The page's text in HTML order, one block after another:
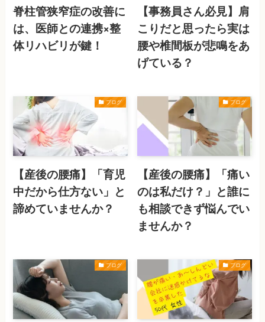
脊柱管狭窄症の改善に
は、医師との連携×整
体リハビリが鍵！
【事務員さん必見】肩
こりだと思ったら実は
腰や椎間板が悲鳴をあ
げている？
ブログ
【産後の腰痛】「育児
中だから仕方ない」と
諦めていませんか？
ブログ
【産後の腰痛】「痛い
のは私だけ？」と誰に
も相談できず悩んでい
ませんか？
ブログ ブログ